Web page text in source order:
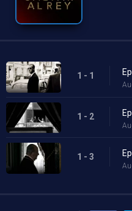
1 - 1
1 - 2
1 - 3